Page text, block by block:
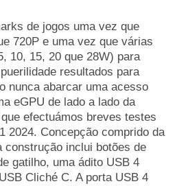
de jogos uma vez que
720P e uma vez que várias
10, 15, 20 que 28W) para
resultados para
nunca abarcar uma acesso
eGPU de lado a lado da
efectuámos breves testes
2024. Concepção comprido da
construção inclui botões de
gatilho, uma ádito USB 4
Cliché C. A porta USB 4